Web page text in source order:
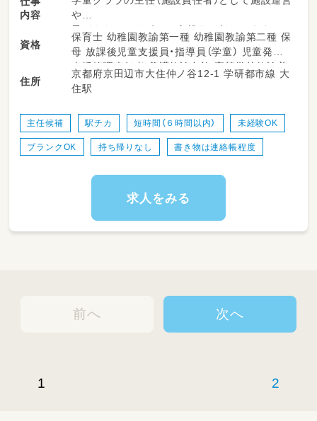
内容
や
子どもたちのサポート全般をお任せします。
・ 放課後の児童の見守りやお迎え
・室内遊びや外遊びの安全管理サポート
・季節ごとのイベントやプログラムの企画、運営
・ 一緒に働くスタッフへの指導や日常のサポー
ト
・施設運営に関わる簡単な事務作業
資格
保育士 幼稚園教諭第一種 幼稚園教諭第二種 保
母 放課後児童支援員・指導員（学童） 児童発達
支援管理責任者 養護教諭免許 高等学校教諭普
通免許 中学校教諭普通免許 小学校教諭普通免
住所
京都府京田辺市大住仲ノ谷12-1 学研都市線 大
住駅
主任候補 駅チカ 短時間（６時間以内） 未経験OK
ブランクOK 持ち帰りなし 書き物は連絡帳程度
求人をみる
前へ
1 2
次へ